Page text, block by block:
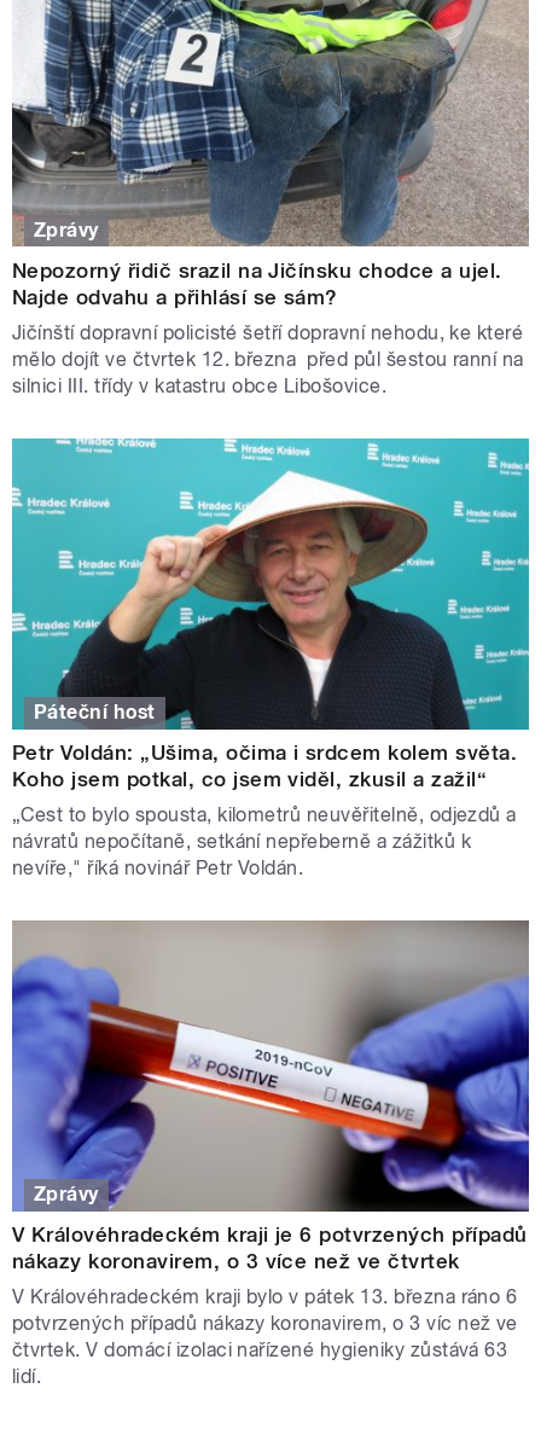
Zprávy
Nepozorný řidič srazil na Jičínsku chodce a ujel.
Najde odvahu a přihlásí se sám?
Jičínští dopravní policisté šetří dopravní nehodu, ke které
mělo dojít ve čtvrtek 12. března před půl šestou ranní na
silnici III. třídy v katastru obce Libošovice.
Páteční host
Petr Voldán: „Ušima, očima i srdcem kolem světa.
Koho jsem potkal, co jsem viděl, zkusil a zažil“
„Cest to bylo spousta, kilometrů neuvěřitelně, odjezdů a
návratů nepočítaně, setkání nepřeberně a zážitků k
nevíře," říká novinář Petr Voldán.
Zprávy
V Královéhradeckém kraji je 6 potvrzených případů
nákazy koronavirem, o 3 více než ve čtvrtek
V Královéhradeckém kraji bylo v pátek 13. března ráno 6
potvrzených případů nákazy koronavirem, o 3 víc než ve
čtvrtek. V domácí izolaci nařízené hygieniky zůstává 63
lidí.